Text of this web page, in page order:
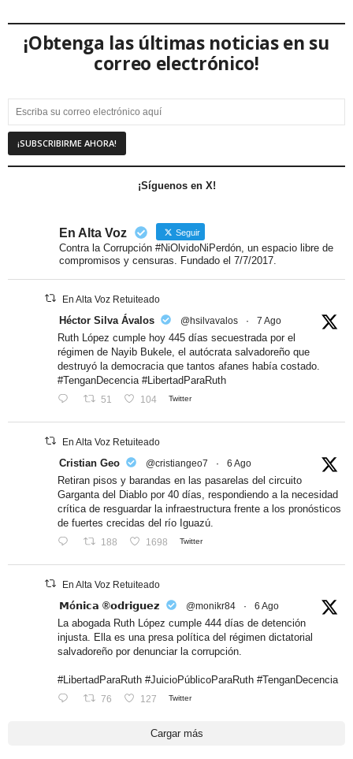
¡Obtenga las últimas noticias en su
correo electrónico!
¡Síguenos en X!
En Alta Voz Seguir
Contra la Corrupción #NiOlvidoNiPerdón, un espacio libre de
compromisos y censuras. Fundado el 7/7/2017.
En Alta Voz Retuiteado
Héctor Silva Ávalos @hsilvavalos · 7 Ago
Ruth López cumple hoy 445 días secuestrada por el
régimen de Nayib Bukele, el autócrata salvadoreño que
destruyó la democracia que tantos afanes había costado.
#TenganDecencia #LibertadParaRuth
51 104 Twitter
En Alta Voz Retuiteado
Cristian Geo @cristiangeo7 · 6 Ago
Retiran pisos y barandas en las pasarelas del circuito
Garganta del Diablo por 40 días, respondiendo a la necesidad
crítica de resguardar la infraestructura frente a los pronósticos
de fuertes crecidas del río Iguazú.
188 1698 Twitter
En Alta Voz Retuiteado
𝗠ó𝗻𝗶𝗰𝗮 ®𝗼𝗱𝗿𝗶𝗴𝘂𝗲𝘇 @monikr84 · 6 Ago
La abogada Ruth López cumple 444 días de detención
injusta. Ella es una presa política del régimen dictatorial
salvadoreño por denunciar la corrupción.
#LibertadParaRuth #JuicioPúblicoParaRuth #TenganDecencia
76 127 Twitter
Cargar más